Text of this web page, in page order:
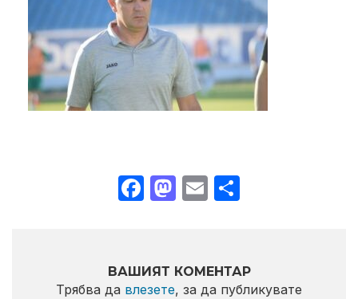
Facebook
Mastodon
Email
ВАШИЯТ КОМЕНТАР
Трябва да влезете, за да публикувате